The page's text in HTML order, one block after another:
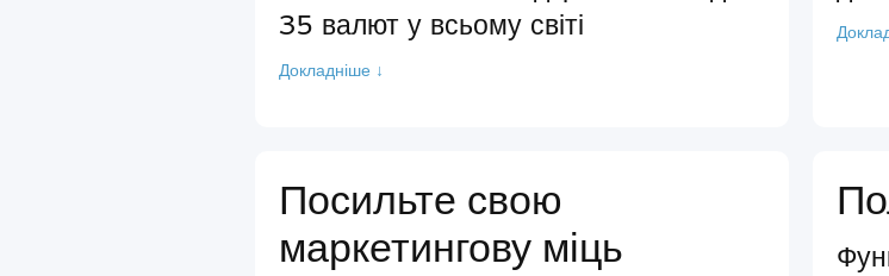
35 валют у всьому світі
Докладніше ↓
Посильте свою
маркетингову міць